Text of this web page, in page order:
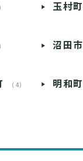
玉村町
沼田市
（4） 明和町